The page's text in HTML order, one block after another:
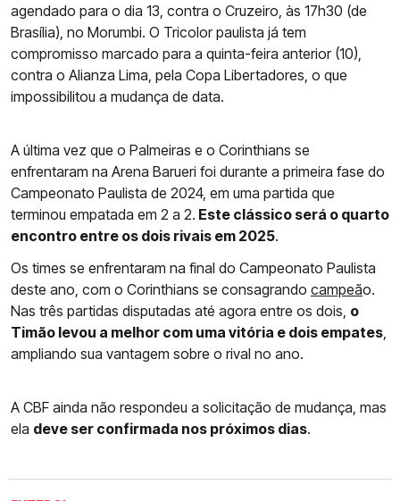
agendado para o dia 13, contra o Cruzeiro, às 17h30 (de
Brasília), no Morumbi. O Tricolor paulista já tem
compromisso marcado para a quinta-feira anterior (10),
contra o Alianza Lima, pela Copa Libertadores, o que
impossibilitou a mudança de data.
A última vez que o Palmeiras e o Corinthians se
enfrentaram na Arena Barueri foi durante a primeira fase do
Campeonato Paulista de 2024, em uma partida que
terminou empatada em 2 a 2. Este clássico será o quarto
encontro entre os dois rivais em 2025.
Os times se enfrentaram na final do Campeonato Paulista
deste ano, com o Corinthians se consagrando campeão.
Nas três partidas disputadas até agora entre os dois, o
Timão levou a melhor com uma vitória e dois empates
ampliando sua vantagem sobre o rival no ano.
A CBF ainda não respondeu a solicitação de mudança, mas
ela deve ser confirmada nos próximos dias.